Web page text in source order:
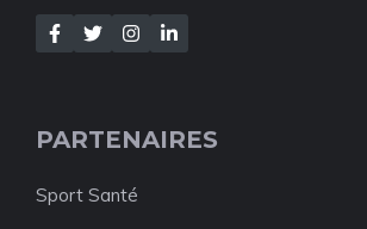
PARTENAIRES
Sport Santé